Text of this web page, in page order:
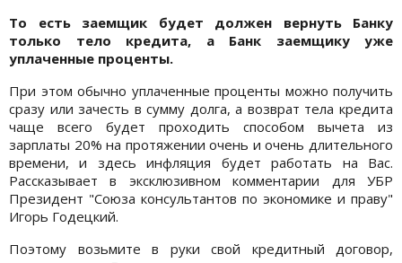
То есть заемщик будет должен вернуть Банку
только тело кредита, а Банк заемщику уже
уплаченные проценты.
При этом обычно уплаченные проценты можно получить
сразу или зачесть в сумму долга, а возврат тела кредита
чаще всего будет проходить способом вычета из
зарплаты 20% на протяжении очень и очень длительного
времени, и здесь инфляция будет работать на Вас.
Рассказывает в эксклюзивном комментарии для УБР
Президент "Союза консультантов по экономике и праву"
Игорь Годецкий.
Поэтому возьмите в руки свой кредитный договор,